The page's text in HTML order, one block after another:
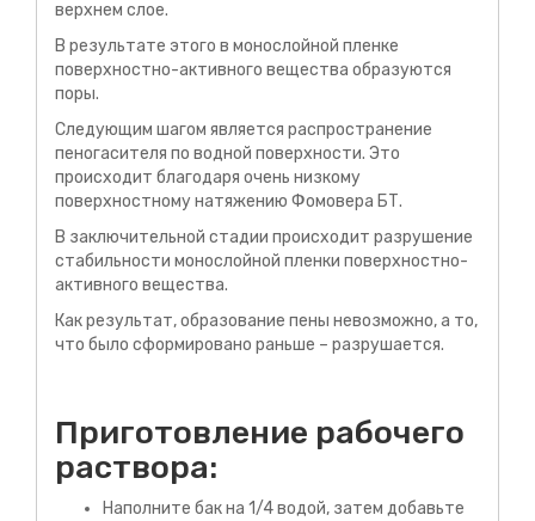
верхнем слое.
В результате этого в монослойной пленке
поверхностно-активного вещества образуются
поры.
Следующим шагом является распространение
пеногасителя по водной поверхности. Это
происходит благодаря очень низкому
поверхностному натяжению Фомовера БТ.
В заключительной стадии происходит разрушение
стабильности монослойной пленки поверхностно-
активного вещества.
Как результат, образование пены невозможно, а то,
что было сформировано раньше – разрушается.
Приготовление рабочего
раствора:
Наполните бак на 1/4 водой, затем добавьте